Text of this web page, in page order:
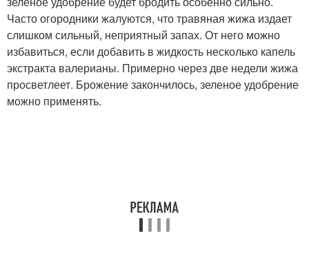
Часто огородники жалуются, что травяная жижа издает
слишком сильный, неприятный запах. От него можно
избавиться, если добавить в жидкость несколько капель
экстракта валерианы. Примерно через две недели жижа
просветлеет. Брожение закончилось, зеленое удобрение
можно применять.